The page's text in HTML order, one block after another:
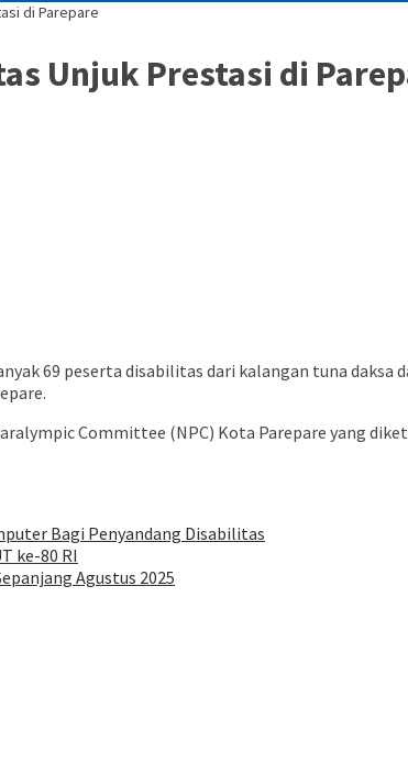
di Parepare
Unjuk Prestasi di
69 peserta disabilitas dari kalangan tuna
Committee (NPC) Kota Parepare yang
Bagi Penyandang Disabilitas
ke-80 RI
Agustus 2025